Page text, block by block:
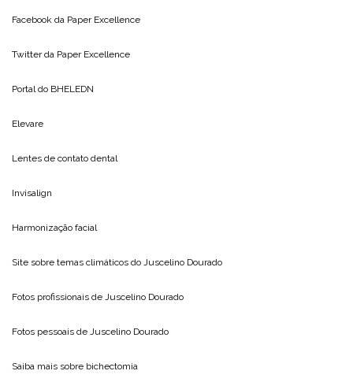
Facebook da Paper Excellence
Twitter da Paper Excellence
Portal do BHELEDN
Elevare
Lentes de contato dental
Invisalign
Harmonização facial
Site sobre temas climáticos do Juscelino Dourado
Fotos profissionais de Juscelino Dourado
Fotos pessoais de Juscelino Dourado
Saiba mais sobre bichectomia